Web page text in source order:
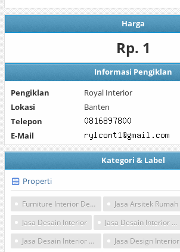
Harga
Rp. 1
Informasi Pengiklan
Pengiklan
Royal Interior
Lokasi
Banten
Telepon
E-Mail
Kategori & Label
Properti
Furniture Interior Design Jasa Arsitek Rumah
Jasa Desain Interior
Jasa Desain Interior Rumah
Jasa Desain Interior Tangerang
Jasa Design Interior